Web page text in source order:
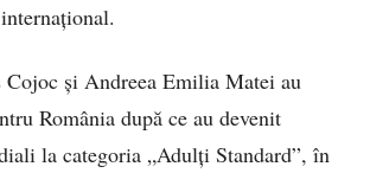
Cojoc și Andreea Emilia Matei au
România după ce au devenit
la categoria „Adulți Standard”, în